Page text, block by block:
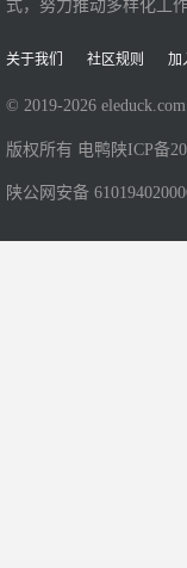
式，努力推动多样化工
关于我们 社区规则 加
© 2019-2026 eleduck.com
版权所有 电鸭 陕ICP备
陕公网安备